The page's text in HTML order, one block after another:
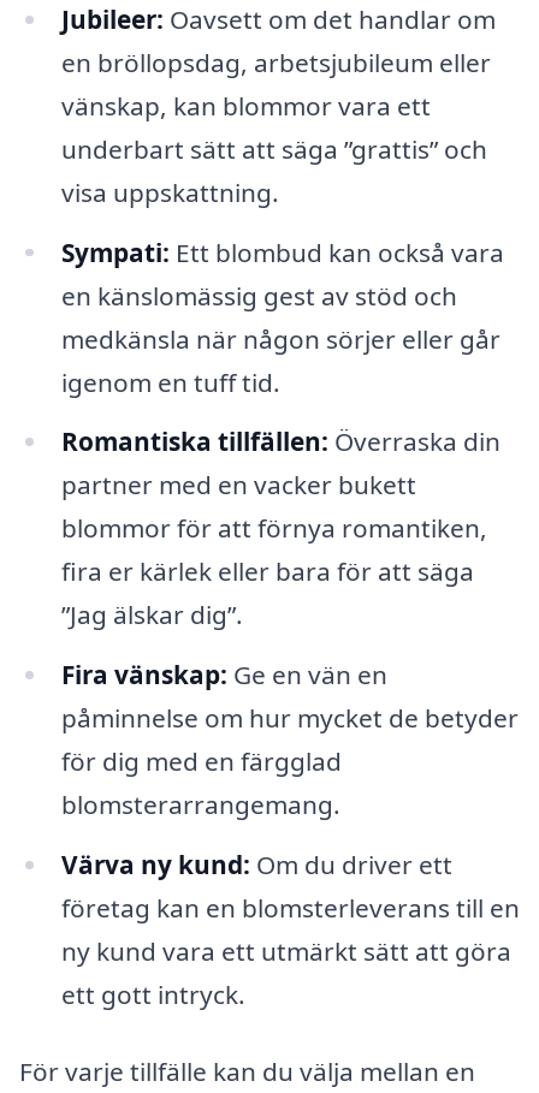
Jubileer: Oavsett om det handlar om
en bröllopsdag, arbetsjubileum eller
vänskap, kan blommor vara ett
underbart sätt att säga ”grattis” och
visa uppskattning.
Sympati: Ett blombud kan också vara
en känslomässig gest av stöd och
medkänsla när någon sörjer eller går
igenom en tuff tid.
Romantiska tillfällen: Överraska din
partner med en vacker bukett
blommor för att förnya romantiken,
fira er kärlek eller bara för att säga
”Jag älskar dig”.
Fira vänskap: Ge en vän en
påminnelse om hur mycket de betyder
för dig med en färgglad
blomsterarrangemang.
Värva ny kund: Om du driver ett
företag kan en blomsterleverans till en
ny kund vara ett utmärkt sätt att göra
ett gott intryck.
För varje tillfälle kan du välja mellan en